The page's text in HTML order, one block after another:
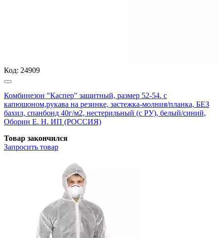
Код: 24909
Комбинезон "Каспер" защитный, размер 52-54. с
капюшоном,рукава на резинке, застежка-молния/планка, БЕЗ
бахил, спанбонд 40г/м2, нестерильный (с РУ), белый/синий,
Оборин Е. Н. ИП (РОССИЯ)
Товар закончился
Запросить товар